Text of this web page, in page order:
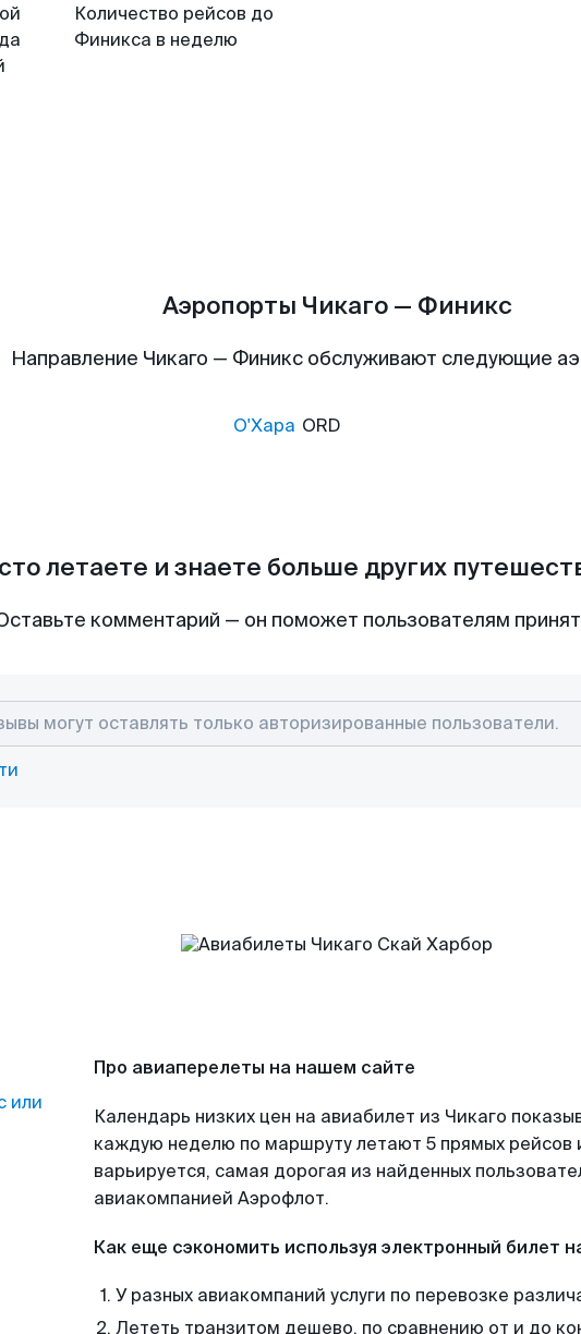
Количество рейсов до
Финикса в неделю
Аэропорты Чикаго — Финикс
Направление Чикаго — Финикс обслуживают следующие
О'Хара ORD
летаете и знаете больше других
комментарий — он поможет пользователям
или
Про авиаперелеты на нашем сайте
Календарь низких цен на авиабилет из Чикаго
каждую неделю по маршруту летают 5 прямых рейсов
варьируется, самая дорогая из найденных
авиакомпанией Аэрофлот.
Как еще сэкономить используя электронный билет
У разных авиакомпаний услуги по перевозке
Лететь транзитом дешево, по сравнению от и до